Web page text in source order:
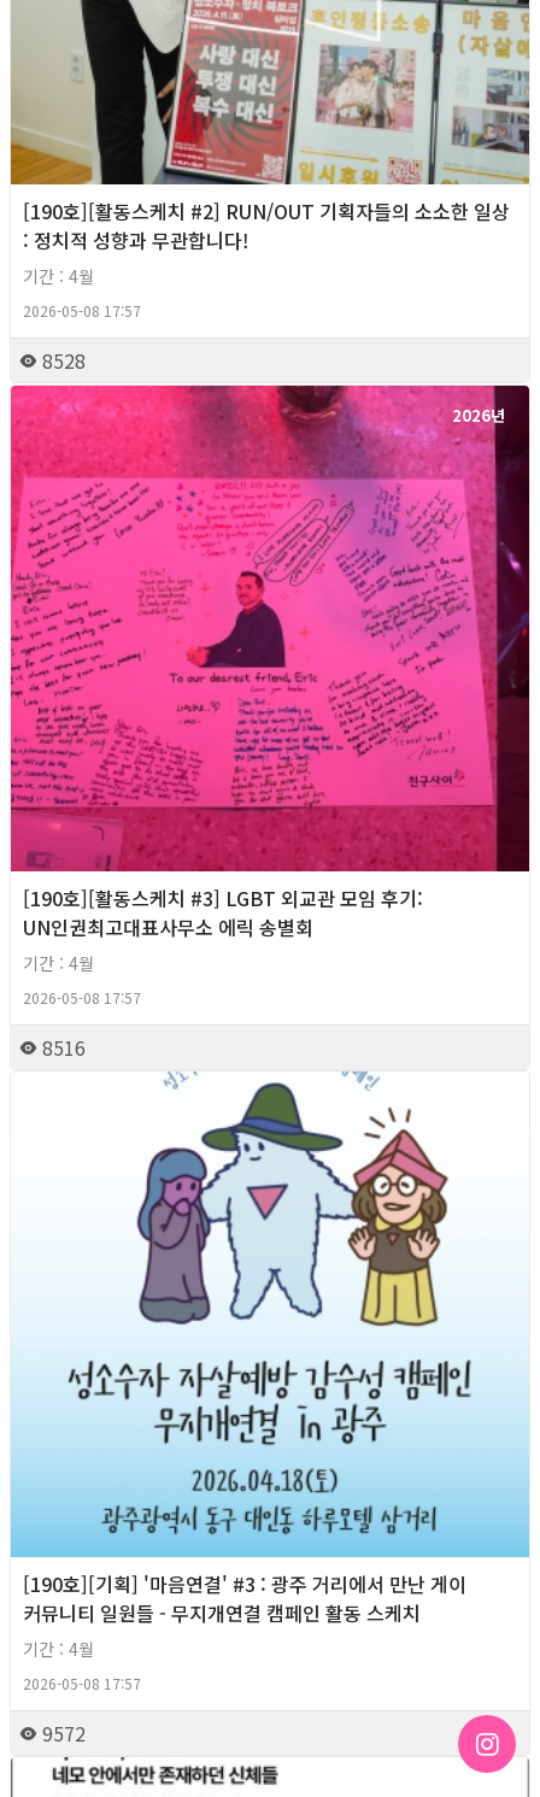
[190호][활동스케치 #2] RUN/OUT 기획자들의 소소한 일상
: 정치적 성향과 무관합니다!
기간 : 4월
2026-05-08 17:57
8528
2026년
[190호][활동스케치 #3] LGBT 외교관 모임 후기:
UN인권최고대표사무소 에릭 송별회
기간 : 4월
2026-05-08 17:57
8516
[190호][기획] '마음연결' #3 : 광주 거리에서 만난 게이
커뮤니티 일원들 - 무지개연결 캠페인 활동 스케치
기간 : 4월
2026-05-08 17:57
9572